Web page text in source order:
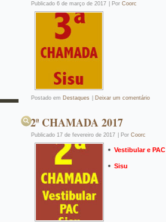
Publicado 6 de março de 2017 Por Coorc
Postado em Destaques Deixar um comentário
2ª CHAMADA 2017
Publicado 17 de fevereiro de 2017 Por Coorc
Vestibular e PAC
Sisu